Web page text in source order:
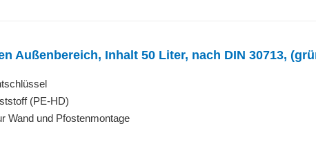
Außenbereich, Inhalt 50 Liter, nach DIN 30713,
(PE-HD)
Wand und Pfostenmontage